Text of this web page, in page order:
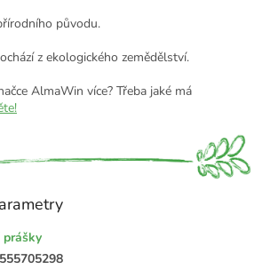
původu.
z ekologického zemědělství.
AlmaWin více? Třeba jaké má
prášky